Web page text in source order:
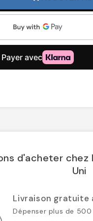
d'acheter chez
Uni
Livraison gratuite
Dépenser plus de